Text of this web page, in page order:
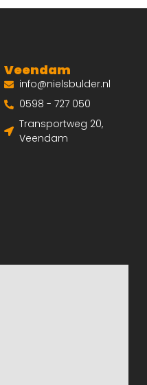
Veendam
info@nielsbulder.nl
0598 - 727 050
Transportweg 20,
Veendam